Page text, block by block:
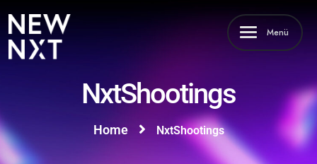
NxtShootings
Home NxtShootings
Menü